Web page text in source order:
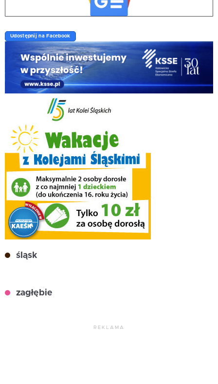
Udostępnij na Facebook
śląsk
zagłębie
REKLAMA